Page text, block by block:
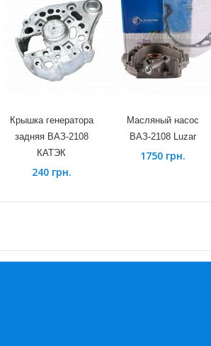
Крышка генератора
задняя ВАЗ-2108
КАТЭК
240 грн.
Масляный насос
ВАЗ-2108 Luzar
1750 грн.